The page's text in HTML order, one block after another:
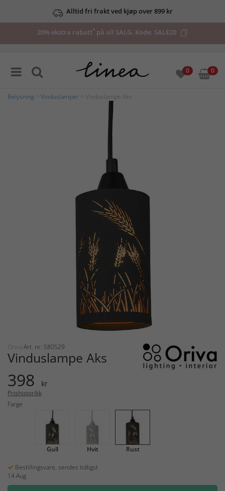
Alltid fri frakt ved kjøp over 899 kr
20% ekstra rabatt* på all SALG. Kode: SALE20
0 0
Belysning Vinduslamper > Vinduslampe Aks
Oriva Art. nr: 580529
Vinduslampe Aks
398 kr
Prishistorikk
Farge
Gull Hvit Rust
Bestillingsvare, sendes tidligst
14 Aug